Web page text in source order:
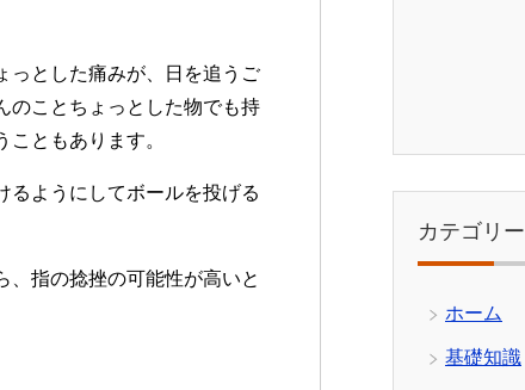
っとした痛みが、日を追うご
のことちょっとした物でも持
ともあります。
るようにしてボールを投げる
、指の捻挫の可能性が高いと
カテゴリー
ホーム
基礎知識